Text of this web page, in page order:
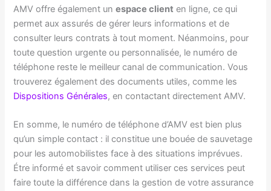
AMV offre également unespace client en ligne, ce qui
permet aux assurés de gérer leurs informations et de
consulter leurs contrats à tout moment. Néanmoins, pour
toute question urgente ou personnalisée, le numéro de
téléphone reste le meilleur canal de communication. Vous
trouverez également des documents utiles, comme les
Dispositions Générales, en contactant directement AMV.
En somme, le numéro de téléphone d’AMV est bien plus
qu’un simple contact : il constitue une bouée de sauvetage
pour les automobilistes face à des situations imprévues.
Étre informé et savoir comment utiliser ces services peut
faire toute la différence dans la gestion de votre assurance